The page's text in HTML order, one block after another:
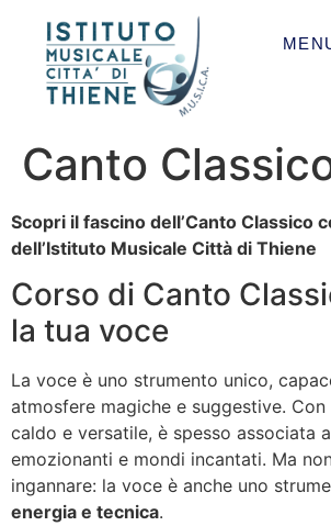
Canto
Scopri il fascino dell’Canto Classico
dell’Istituto Musicale Città di Thiene
Corso di Canto
la tua voce
La voce è uno strumento unico,
atmosfere magiche e suggestive.
caldo e versatile, è spesso associata
emozionanti e mondi incantati. Ma
ingannare: la voce è anche uno
energia e tecnica.